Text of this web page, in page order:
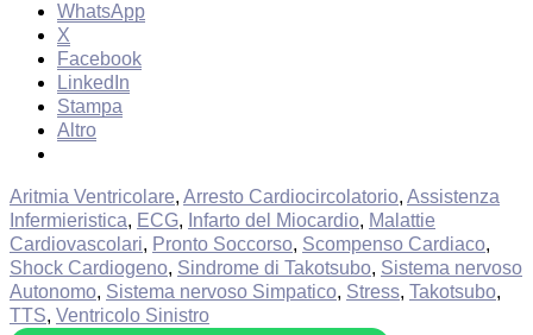
WhatsApp
X
Facebook
LinkedIn
Stampa
Altro
Aritmia Ventricolare, Arresto Cardiocircolatorio, Assistenza
Infermieristica, ECG, Infarto del Miocardio, Malattie
Cardiovascolari, Pronto Soccorso, Scompenso Cardiaco,
Shock Cardiogeno, Sindrome di Takotsubo, Sistema nervoso
Autonomo, Sistema nervoso Simpatico, Stress, Takotsubo,
TTS, Ventricolo Sinistro